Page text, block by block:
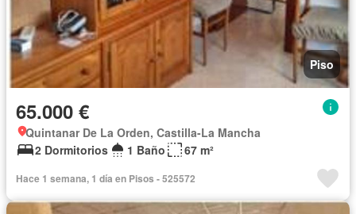
Piso
65.000 €
Quintanar De La Orden, Castilla-La Mancha
2 Dormitorios
1 Baño 67 m²
Hace 1 semana, 1 día en Pisos - 525572